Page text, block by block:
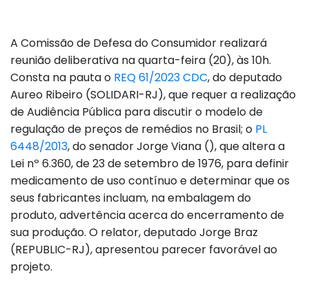
A Comissão de Defesa do Consumidor realizará
reunião deliberativa na quarta-feira (20), às 10h.
Consta na pauta o REQ 61/2023 CDC, do deputado
Aureo Ribeiro (SOLIDARI-RJ), que requer a realização
de Audiência Pública para discutir o modelo de
regulação de preços de remédios no Brasil; o PL
6448/2013, do senador Jorge Viana (), que altera a
Lei nº 6.360, de 23 de setembro de 1976, para definir
medicamento de uso contínuo e determinar que os
seus fabricantes incluam, na embalagem do
produto, advertência acerca do encerramento de
sua produção. O relator, deputado Jorge Braz
(REPUBLIC-RJ), apresentou parecer favorável ao
projeto.